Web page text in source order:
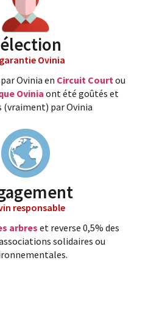
Ovinia
Ovinia en Circuit Courtou
Ovinia ont été goûtés et
(vraiment) par Ovinia
responsable
arbres et reverse 0,5% des
solidaires ou